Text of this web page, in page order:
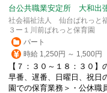
台公共職業安定所 大和出
社会福祉法人 仙台ぱれっと
３ー１川前ぱれっと保育園
パート
時給 1,250円 ～ 1,500円
【７：３０～１８：３０
早番、遅番、日曜日、祝日
園での保育業務＞・公休職